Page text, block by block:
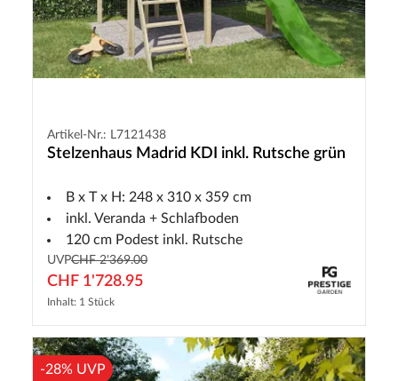
Artikel-Nr.: L7121438
Stelzenhaus Madrid KDI inkl. Rutsche grün
B x T x H: 248 x 310 x 359 cm
inkl. Veranda + Schlafboden
120 cm Podest inkl. Rutsche
UVPCHF 2'369.00
CHF 1'728.95
Inhalt: 1 Stück
-28% UVP